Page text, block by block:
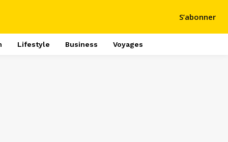
S’abonner
Lifestyle Business Voyages